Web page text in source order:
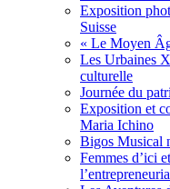
Exposition
Suisse
« Le Moyen
Les Urbaines
culturelle
Journée du
Exposition et
Maria Ichino
Bigos Musical
Femmes d’ici